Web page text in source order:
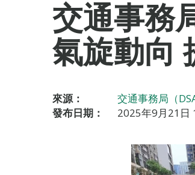
交通事務
氣旋動向
來源：
交通事務局（
發布日期：
2025年9月21日